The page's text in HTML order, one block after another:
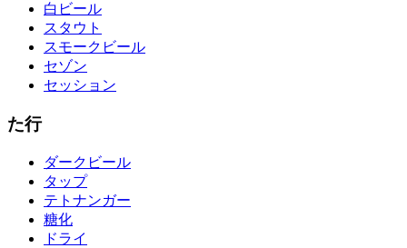
白ビール
スタウト
スモークビール
セゾン
セッション
た行
ダークビール
タップ
テトナンガー
糖化
ドライ